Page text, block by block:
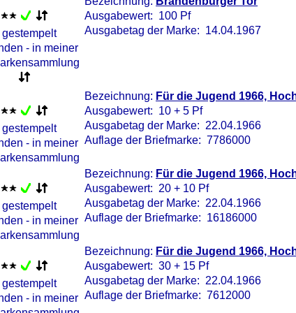
Ausgabewert: 100 Pf
Ausgabetag der Marke: 14.04.1967
Bezeichnung: Für die Jugend 1966,
Ausgabewert: 10 + 5 Pf
Ausgabetag der Marke: 22.04.1966
Auflage der Briefmarke: 7786000
Bezeichnung: Für die Jugend 1966,
Ausgabewert: 20 + 10 Pf
Ausgabetag der Marke: 22.04.1966
Auflage der Briefmarke: 16186000
Bezeichnung: Für die Jugend 1966,
Ausgabewert: 30 + 15 Pf
Ausgabetag der Marke: 22.04.1966
Auflage der Briefmarke: 7612000